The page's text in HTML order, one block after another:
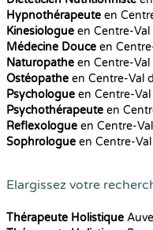
Hypnothérapeute en
Kinesiologue en Centre-Val
Médecine Douce en
Naturopathe en Centre-Val
Ostéopathe en Centre-Val
Psychologue en Centre-
Psychothérapeute en
Reflexologue en Centre-
Sophrologue en Centre-
Elargissez votre
Thérapeute Holistique